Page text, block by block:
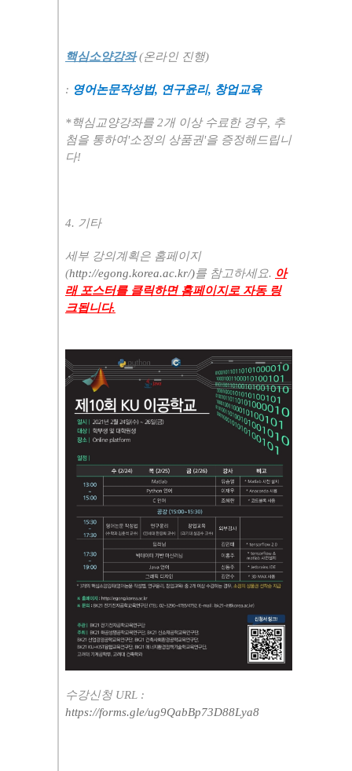
핵심소양강좌 (온라인 진행)
: 영어논문작성법, 연구윤리, 창업교육
* 핵심교양강좌를 2개 이상 수료한 경우, 추
첨을 통하여'소정의 상품권'을 증정해드립니
다!
4. 기타
세부 강의계획은 홈페이지
(http://egong.korea.ac.kr/)를 참고하세요. 아
래 포스터를 클릭하면 홈페이지로 자동 링
크됩니다.
수강신청 URL :
https://forms.gle/ug9QabBp73D88Lya8